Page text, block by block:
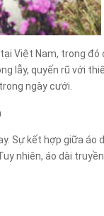
Việt Nam, trong đó
lẫy, quyến rũ với
ngày cưới.
Sự kết hợp giữa áo
nhiên, áo dài